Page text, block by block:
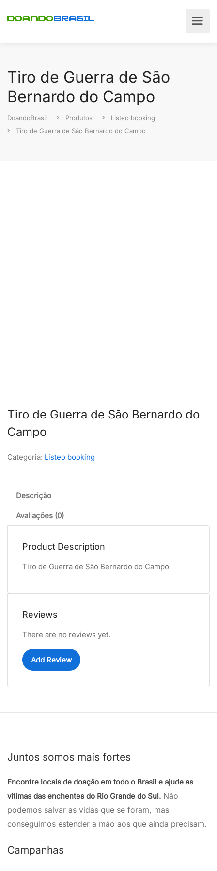
Tiro de Guerra de São
Bernardo do Campo
DoandoBrasil Produtos
Listeo booking
Tiro de Guerra de São Bernardo do Campo
Tiro de Guerra de São Bernardo do
Campo
Categoria: Listeo booking
Descrição
Avaliações (0)
Product Description
Tiro de Guerra de São Bernardo do Campo
Reviews
There are no reviews yet.
Add Review
Juntos somos mais fortes
Encontre locais de doação em todo o Brasil e ajude as
vítimas das enchentes do Rio Grande do Sul. Não
podemos salvar as vidas que se foram, mas
conseguimos estender a mão aos que ainda precisam.
Campanhas